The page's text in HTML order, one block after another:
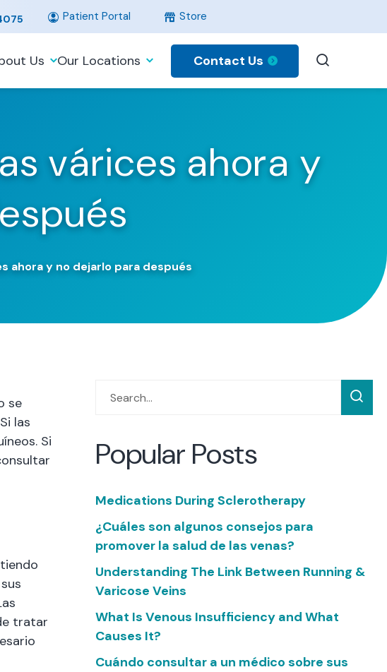
Patient Portal Store
Us Our Locations Contact Us
várices ahora y
ahora y no dejarlo para después
se
las
Si
tratar
Popular Posts
Medications During Sclerotherapy
¿Cuáles son algunos consejos para
promover la salud de las venas?
Understanding The Link Between Running &
Varicose Veins
What Is Venous Insufficiency and What
Causes It?
Cuándo consultar a un médico sobre sus